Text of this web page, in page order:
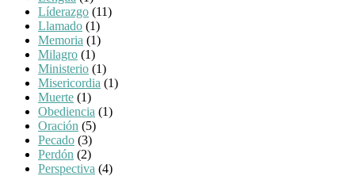
Líderazgo (11)
Llamado (1)
Memoria (1)
Milagro (1)
Ministerio (1)
Misericordia (1)
Muerte (1)
Obediencia (1)
Oración (5)
Pecado (3)
Perdón (2)
Perspectiva (4)